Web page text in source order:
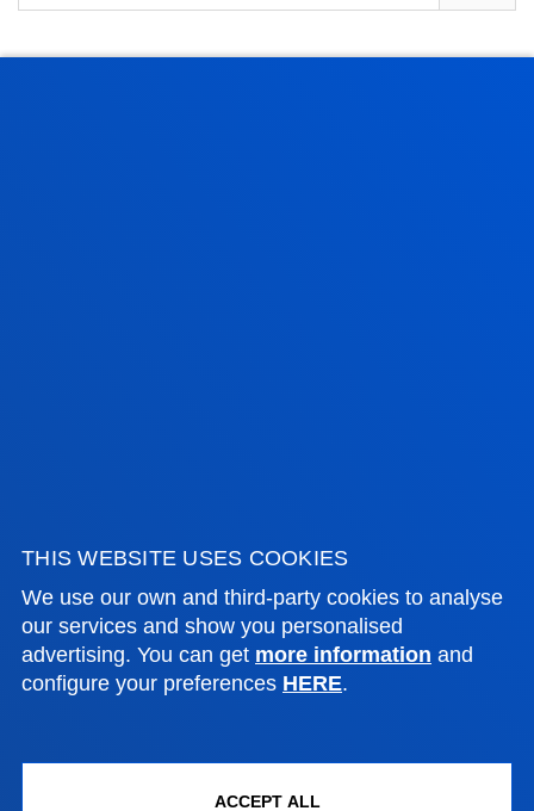
THIS WEBSITE USES COOKIES
We use our own and third-party cookies to analyse
our services and show you personalised
advertising. You can get more information and
configure your preferences HERE.
ACCEPT ALL
11 - 12
San Sebastian campus
Location
+34 943 326 600
Contact us
Location